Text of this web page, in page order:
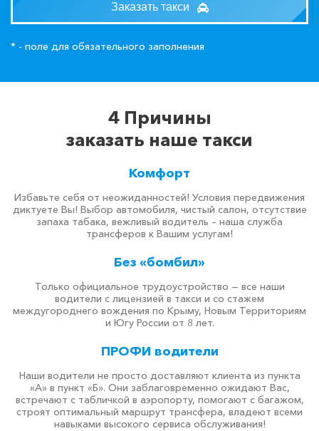
Заказать такси
* - поле для обязательного заполнения
4 Причины
заказать наше такси
Комфорт
Избавьте себя от неожиданностей! Условия передвижения
диктуете Вы! Выбор автомобиля, чистый салон, отсутствие
запаха табака, вежливый водитель – наша служба
трансферов к Вашим услугам!
Без «бомбил»
Только официальное трудоустройство — все наши
водители с лицензией в такси и со стажем
междугороднего вождения по Крыму, Новым Территориям
и Югу России от 8 лет.
ПРОФИ водители
Наши водители не просто доставляют клиента из пункта
«А» в пункт «Б». Они заблаговременно ожидают Вас,
встречают с табличкой в аэропорту, помогают с багажом,
строят оптимальный маршрут трансфера, владеют всеми
навыками высокого сервиса обслуживания!